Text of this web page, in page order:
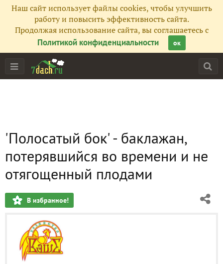
Наш сайт использует файлы cookies, чтобы улучшить
работу и повысить эффективность сайта.
Продолжая использование сайта, вы соглашаетесь с
Политикой конфиденциальности
ок
'Полосатый бок' - баклажан,
потерявшийся во времени и не
отягощенный плодами
В избранное!